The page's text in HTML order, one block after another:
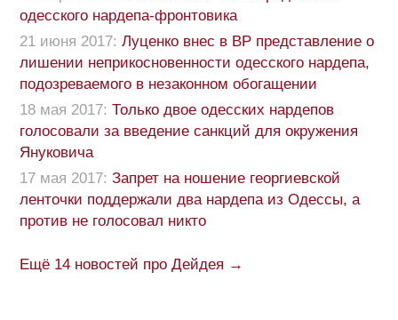
одесского нардепа-фронтовика
21 июня 2017: Луценко внес в ВР представление о
лишении неприкосновенности одесского нардепа,
подозреваемого в незаконном обогащении
18 мая 2017: Только двое одесских нардепов
голосовали за введение санкций для окружения
Януковича
17 мая 2017: Запрет на ношение георгиевской
ленточки поддержали два нардепа из Одессы, а
против не голосовал никто
Ещё 14 новостей про Дейдея →